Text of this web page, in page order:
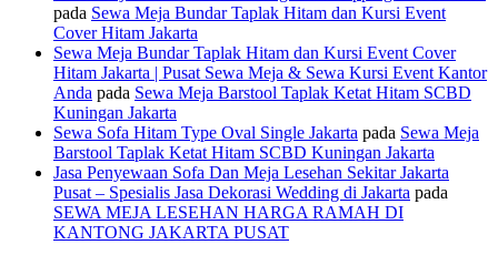
pada Sewa Meja Bundar Taplak Hitam dan Kursi Event
Cover Hitam Jakarta
Sewa Meja Bundar Taplak Hitam dan Kursi Event Cover
Hitam Jakarta | Pusat Sewa Meja & Sewa Kursi Event Kantor
Anda pada Sewa Meja Barstool Taplak Ketat Hitam SCBD
Kuningan Jakarta
Sewa Sofa Hitam Type Oval Single Jakarta pada Sewa Meja
Barstool Taplak Ketat Hitam SCBD Kuningan Jakarta
Jasa Penyewaan Sofa Dan Meja Lesehan Sekitar Jakarta
Pusat – Spesialis Jasa Dekorasi Wedding di Jakarta pada
SEWA MEJA LESEHAN HARGA RAMAH DI
KANTONG JAKARTA PUSAT